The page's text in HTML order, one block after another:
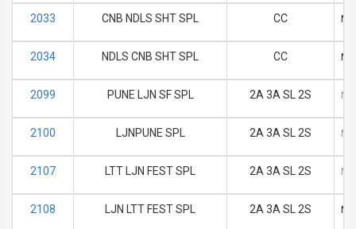
2033 CNB NDLS SHT SPL CC M
2034 NDLS CNB SHT SPL CC M
2099 PUNE LJN SF SPL 2A 3A SL 2S M
2100 LJNPUNE SPL 2A 3A SL 2S M
2107 LTT LJN FEST SPL 2A 3A SL 2S M
2108 LJN LTT FEST SPL 2A 3A SL 2S M